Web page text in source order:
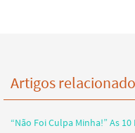
Artigos
“Não Foi Culpa Minha!” As